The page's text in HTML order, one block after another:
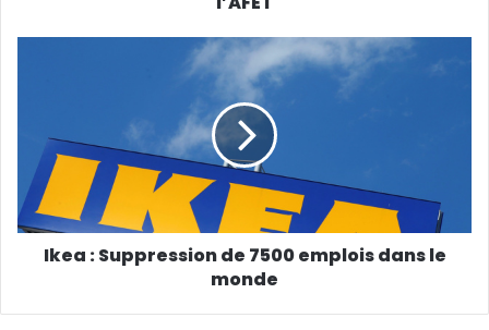
Ikea : Suppression de 7500 emplois dans le
monde